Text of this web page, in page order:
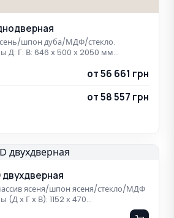
шпон дуба/МДФ/стекло.
Д: Г: В: 646 х 500 х 2050 мм…
от 56 661 грн
от 58 557 грн
двухдверная
ясеня/шпон ясеня/стекло/МДФ
(Д х Г х В): 1152 х 470…